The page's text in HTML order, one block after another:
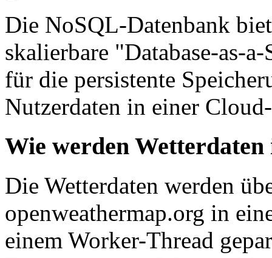
Die NoSQL-Datenbank
skalierbare "Database-as-
für die persistente
Nutzerdaten in einer
Wie werden
Die Wetterdaten werden
openweathermap.org in
einem Worker-Thread